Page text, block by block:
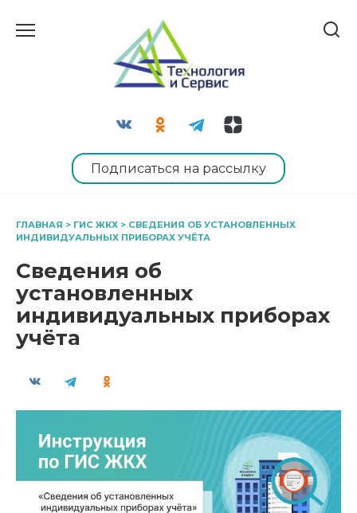
Подписаться на рассылку
ГЛАВНАЯ > ГИС ЖКХ > СВЕДЕНИЯ ОБ УСТАНОВЛЕННЫХ
ИНДИВИДУАЛЬНЫХ ПРИБОРАХ УЧЁТА
Сведения об
установленных
индивидуальных приборах
учёта